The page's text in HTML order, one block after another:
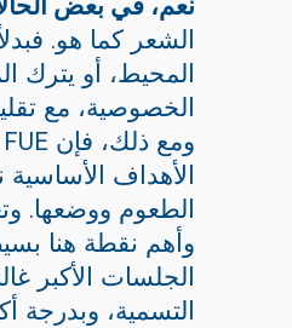
الشعر كما هو.
المحيط، أو يترك
الخصوصية، مع
الأهداف
الطعوم ووضعها.
وأهم نقطة هنا
الجلسات الأكبر
التسمية،